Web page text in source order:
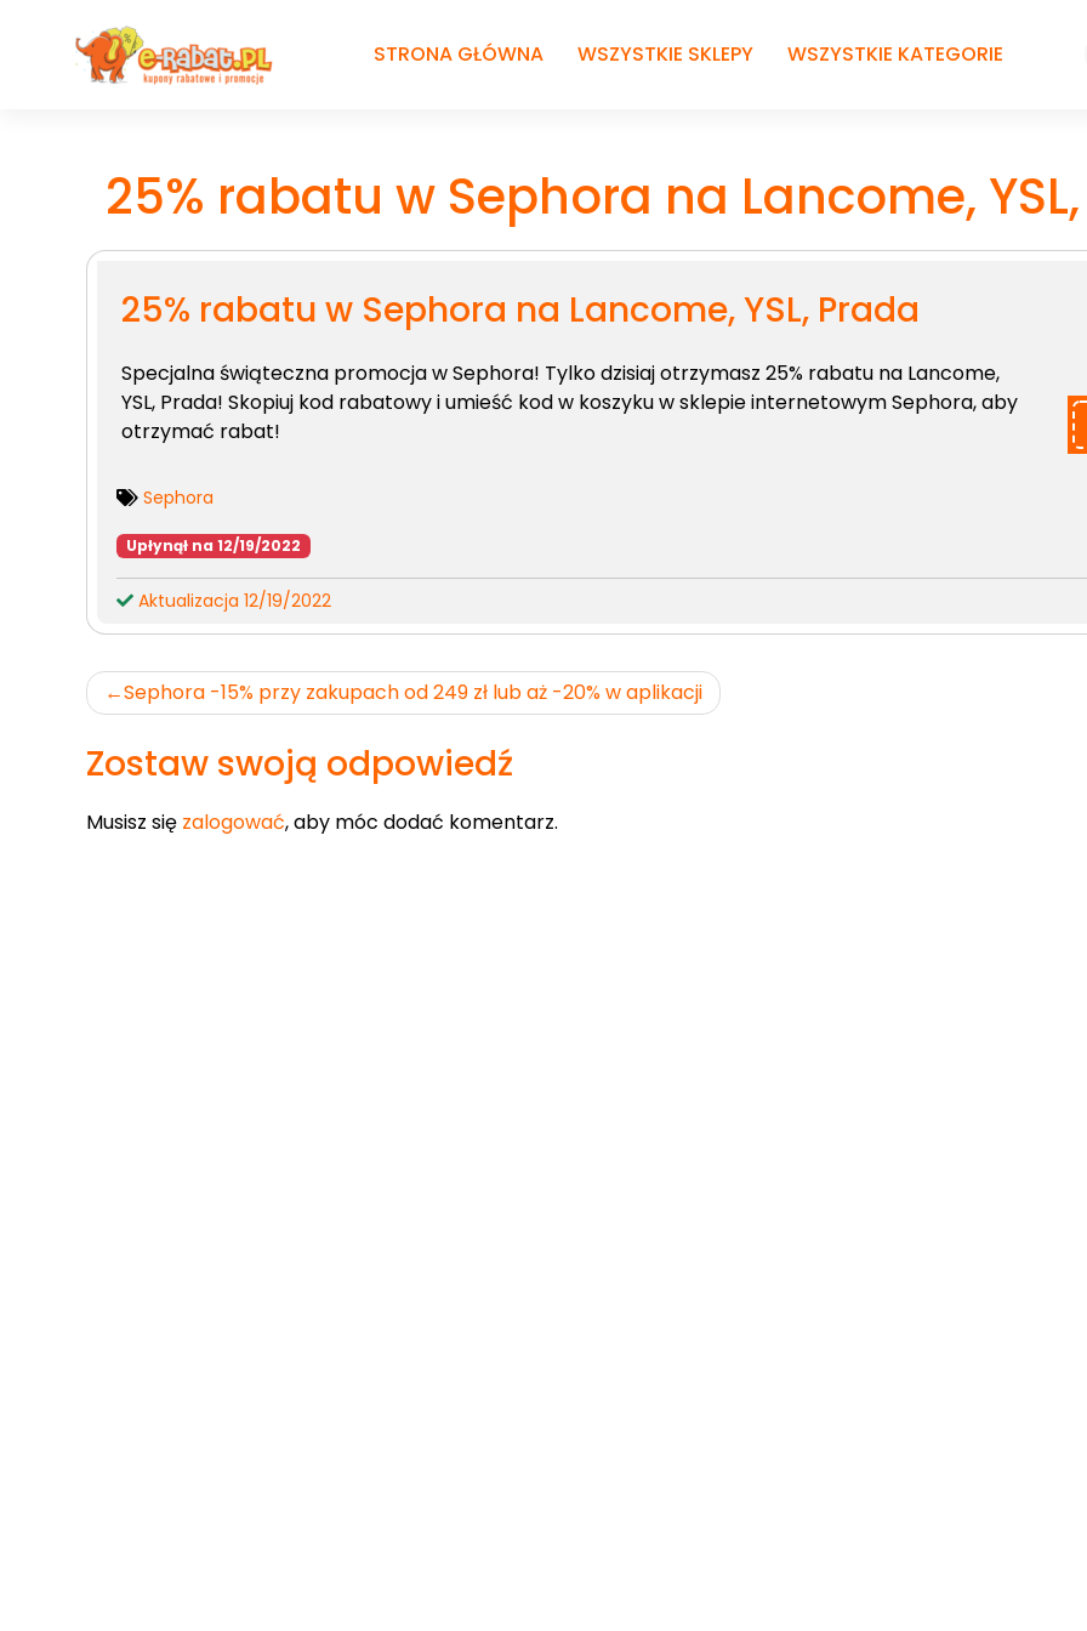
STRONA GŁÓWNA WSZYSTKIE SKLEPY WSZYSTKIE KATEGORIE
25% rabatu w Sephora na Lancome,
25% rabatu w Sephora na Lancome, YSL, Prada
Specjalna świąteczna promocja w Sephora! Tylko dzisiaj otrzymasz 25% rabatu na Lancome,
YSL, Prada! Skopiuj kod rabatowy i umieść kod w koszyku w sklepieinternetowym Sephora, aby
otrzymać rabat!
Sephora
Upłynął na 12/19/2022
Aktualizacja 12/19/2022
Nawigacja
wpisu
Sephora -15% przy zakupach od 249 zł lub aż -20% w aplikacji
Zostaw swoją odpowiedź
Musisz się zalogować, aby móc dodać komentarz.